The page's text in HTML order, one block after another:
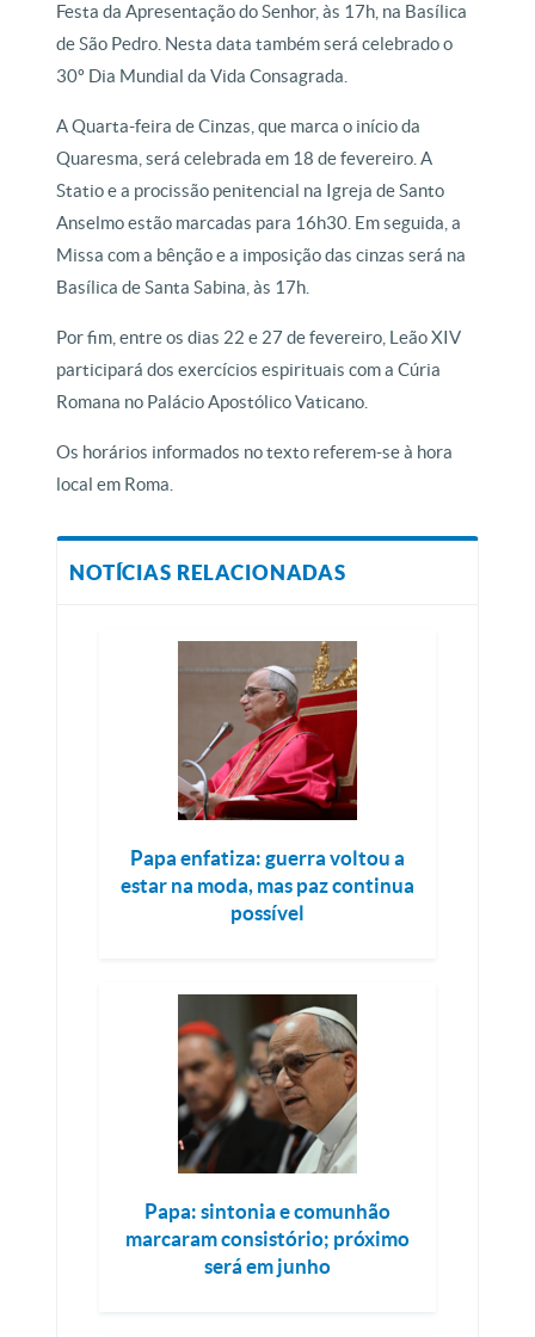
Festa da Apresentação do Senhor, às 17h, na Basílica
de São Pedro. Nesta data também será celebrado o
30º Dia Mundial da Vida Consagrada.
A Quarta-feira de Cinzas, que marca o início da
Quaresma, será celebrada em 18 de fevereiro. A
Statio e a procissão penitencial na Igreja de Santo
Anselmo estão marcadas para 16h30. Em seguida, a
Missa com a bênção e a imposição das cinzas será na
Basílica de Santa Sabina, às 17h.
Por fim, entre os dias 22 e 27 de fevereiro, Leão XIV
participará dos exercícios espirituais com a Cúria
Romana no Palácio Apostólico Vaticano.
Os horários informados no texto referem-se à hora
local em Roma.
NOTÍCIAS RELACIONADAS
Papa enfatiza: guerra voltou a
estar na moda, mas paz continua
possível
Papa: sintonia e comunhão
marcaram consistório; próximo
será em junho